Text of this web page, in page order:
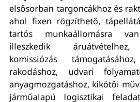
elsősorban targoncákhoz és
ahol fixen rögzíthető,
tartós munkaállomásra
illeszkedik áruátvételhez,
komissiózás
rakodáshoz, udvari
anyagmozgatáshoz, kikötői
járműalapú logisztikai